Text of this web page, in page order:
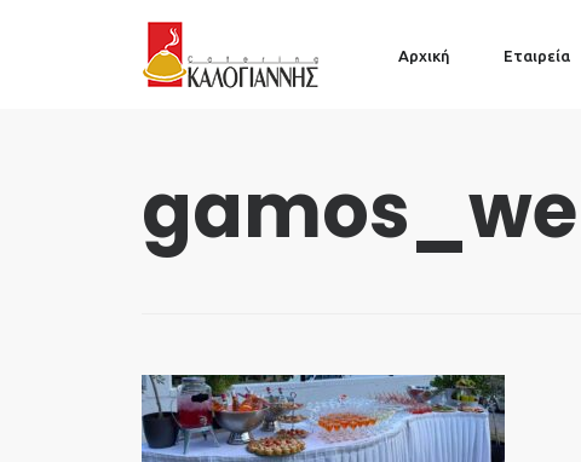
Αρχική Εταιρεία